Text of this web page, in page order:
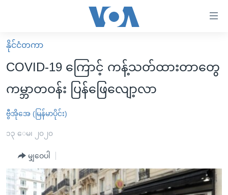
လွယ်ကူ
စေ
Link
များ
ပင်မ
ကျော်
ကြည့်
မူလစာမျက်နှာ
မြန်မာ
ကမ္ဘာ့သတင်းများ
နိုင်ငံတကာ
အစ္စရေး-ပါလက်စတိုင်း
ဗွီဒီယို
အင်္ဂလိပ်စာလေ့လာမယ်
အမေရိကန်သုံးအီဒီယံ
အပတ်စဉ်ကဏ္ဍများ
နိုင်ငံတကာ
COVID-19 ကြောင့် ကန့်သတ်ထားတာတွေ
ကမ္ဘာတဝန်း ပြန်ဖြေလျော့လာ
ဗွီအိုအေ (မြန်မာပိုင်း)
၁၃ ေမ၊ ၂၀၂၀
မျှဝေပါ